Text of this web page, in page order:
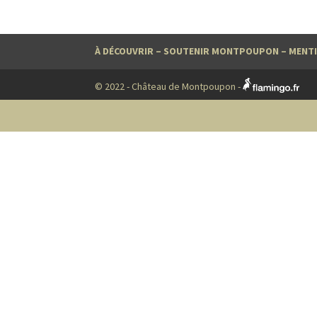
À DÉCOUVRIR – SOUTENIR MONTPOUPON –
© 2022 - Château de Montpoupon -